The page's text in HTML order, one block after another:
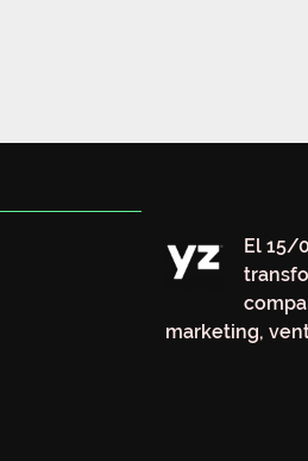
El 15/
marketing,